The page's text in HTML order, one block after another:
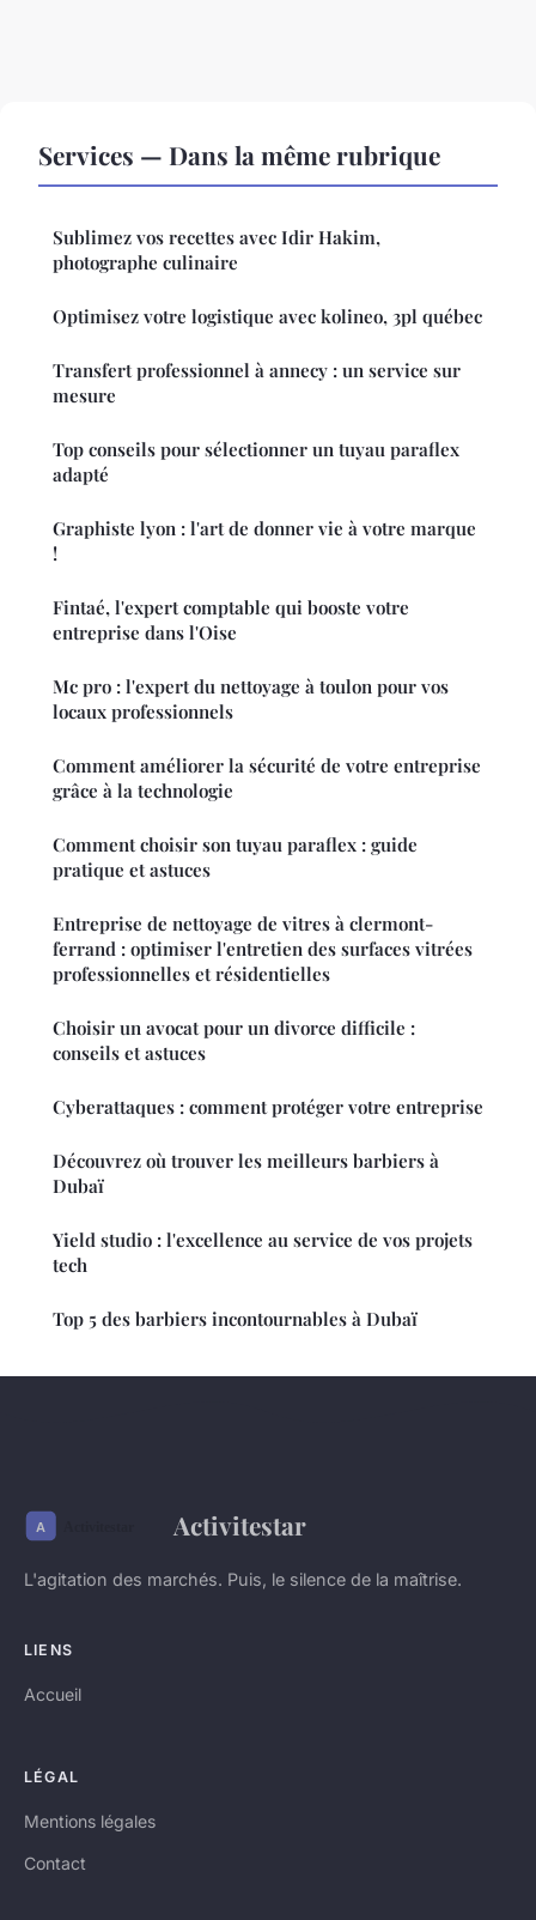
Services — Dans la même rubrique
Sublimez vos recettes avec Idir Hakim,
photographe culinaire
Optimisez votre logistique avec kolineo, 3pl québec
Transfert professionnel à annecy : un service sur
mesure
Top conseils pour sélectionner un tuyau paraflex
adapté
Graphiste lyon : l'art de donner vie à votre marque
!
Fintaé, l'expert comptable qui booste votre
entreprise dans l'Oise
Mc pro : l'expert du nettoyage à toulon pour vos
locaux professionnels
Comment améliorer la sécurité de votre entreprise
grâce à la technologie
Comment choisir son tuyau paraflex : guide
pratique et astuces
Entreprise de nettoyage de vitres à clermont-
ferrand : optimiser l'entretien des surfaces vitrées
professionnelles et résidentielles
Choisir un avocat pour un divorce difficile :
conseils et astuces
Cyberattaques : comment protéger votre entreprise
Découvrez où trouver les meilleurs barbiers à
Dubaï
Yield studio : l'excellence au service de vos projets
tech
Top 5 des barbiers incontournables à Dubaï
Activitestar
L'agitation des marchés. Puis, le silence de la maîtrise.
LIENS
Accueil
LÉGAL
Mentions légales
Contact